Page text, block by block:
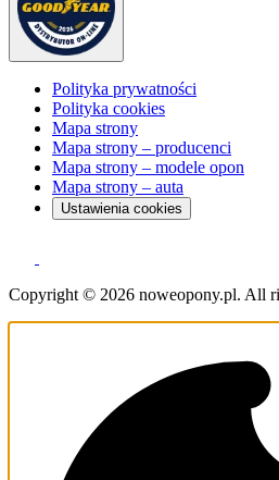
Polityka prywatności
Polityka cookies
Mapa strony
Mapa strony – producenci
Mapa strony – modele opon
Mapa strony – auta
Ustawienia cookies
Copyright © 2026 noweopony.pl. All